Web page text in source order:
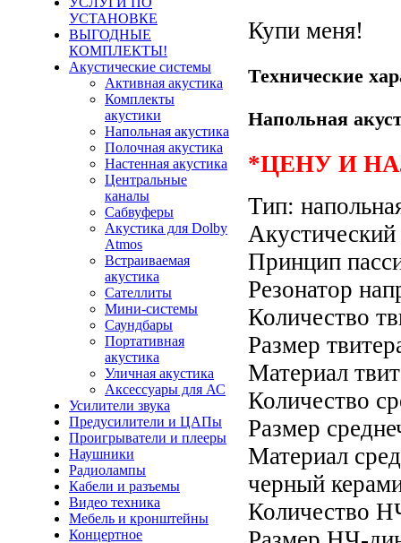
УСТАНОВКЕ
ВЫГОДНЫЕ
КОМПЛЕКТЫ!
Акустические системы
Активная акустика
Комплекты
акустики
Напольная акустика
Полочная акустика
Настенная акустика
Центральные
каналы
Сабвуферы
Акустика для Dolby
Atmos
Встраиваемая
акустика
Сателлиты
Мини-системы
Саундбары
Портативная
акустика
Уличная акустика
Аксессуары для АС
Усилители звука
Предусилители и ЦАПы
Проигрыватели и плееры
Наушники
Радиолампы
Кабели и разъемы
Видео техника
Мебель и кронштейны
Концертное
Купи меня!
Технические
Напольная
*ЦЕНУ И
Тип:
Принцип
Резонатор
Количество
Размер
Материал
Количество
Размер
Материал
черный
Количество